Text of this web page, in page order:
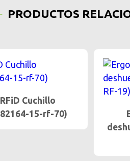
PRODUCTOS
Cuchillo
15-rf-70)